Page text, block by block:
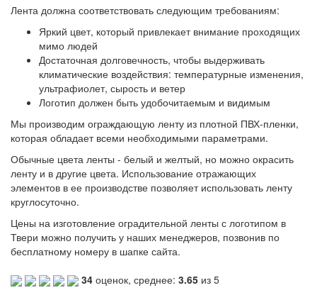
Лента должна соответствовать следующим требованиям:
Яркий цвет, который привлекает внимание проходящих
мимо людей
Достаточная долговечность, чтобы выдерживать
климатические воздействия: температурные изменения,
ультрафиолет, сырость и ветер
Логотип должен быть удобочитаемым и видимым
Мы производим ограждающую ленту из плотной ПВХ-пленки,
которая обладает всеми необходимыми параметрами.
Обычные цвета ленты - белый и желтый, но можно окрасить
ленту и в другие цвета. Использование отражающих
элементов в ее производстве позволяет использовать ленту
круглосуточно.
Цены на изготовление оградительной ленты с логотипом в
Твери можно получить у наших менеджеров, позвонив по
бесплатному номеру в шапке сайта.
34 оценок, среднее: 3.65 из 5